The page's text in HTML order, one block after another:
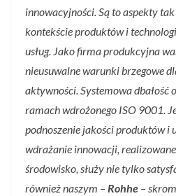
innowacyjności. Są to aspekty
kontekście produktów i
usług. Jako firma produkcyjna
nieusuwalne warunki brzegowe
aktywności. Systemowa dbałość
ramach wdrożonego ISO 9001.
podnoszenie jakości produktów i
wdrażanie innowacji,
środowisko, służy nie tylko
również naszym –Rohhe –